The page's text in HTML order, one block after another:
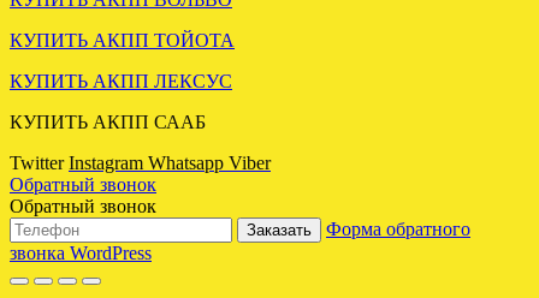
ЗАМЕНА АКПП БМВ Х3
3.0 ДИЗЕЛЬ GM 5L40E
КУПИТЬ АКПП ТОЙОТА
КУПИТЬ АКПП ЛЕКСУС
КУПИТЬ АКПП СААБ
Twitter Instagram Whatsapp Viber
Обратный звонок
Обратный звонок
Заказать
Форма обратного
звонка WordPress